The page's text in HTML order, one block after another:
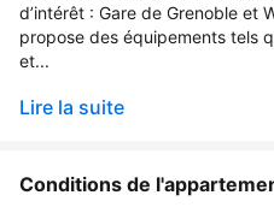
d’intérêt : Gare de Grenoble et
propose des équipements tels
et...
Lire la suite
Conditions de